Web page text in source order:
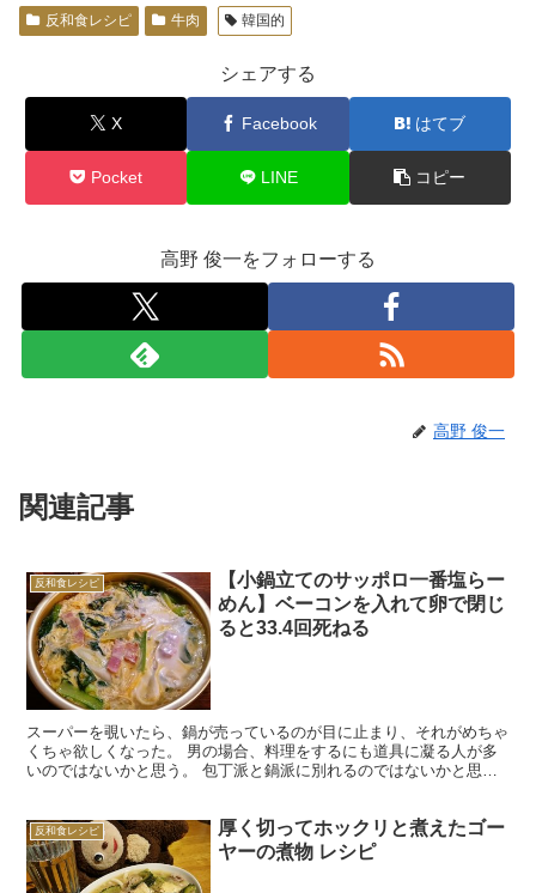
反和食レシピ 牛肉 韓国的
シェアする
X Facebook はてブ
Pocket LINE コピー
高野 俊一をフォローする
高野 俊一
関連記事
反和食レシピ
【小鍋立てのサッポロ一番塩らー
めん】ベーコンを入れて卵で閉じ
ると33.4回死ねる
スーパーを覗いたら、鍋が売っているのが目に止まり、それがめちゃ
くちゃ欲しくなった。 男の場合、料理をするにも道具に凝る人が多
いのではないかと思う。 包丁派と鍋派に別れるのではないかと思う
反和食レシピ
厚く切ってホックリと煮えたゴー
ヤーの煮物 レシピ